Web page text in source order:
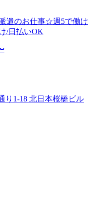
遣のお仕事☆週5で働け
/日払いOK
り1-18 北日本桜橋ビル